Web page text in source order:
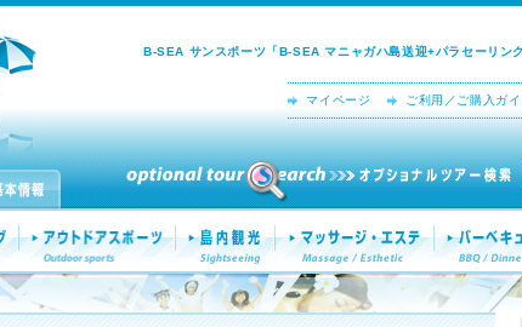
B-SEA サンスポーツ「B-SEA マニャガハ島送迎+パラセーリン
マイページ ご利用／ご購入ガイ